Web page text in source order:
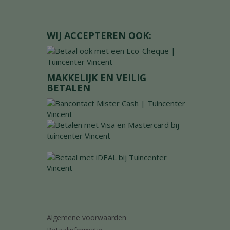
WIJ ACCEPTEREN OOK:
MAKKELIJK EN VEILIG
BETALEN
Algemene voorwaarden